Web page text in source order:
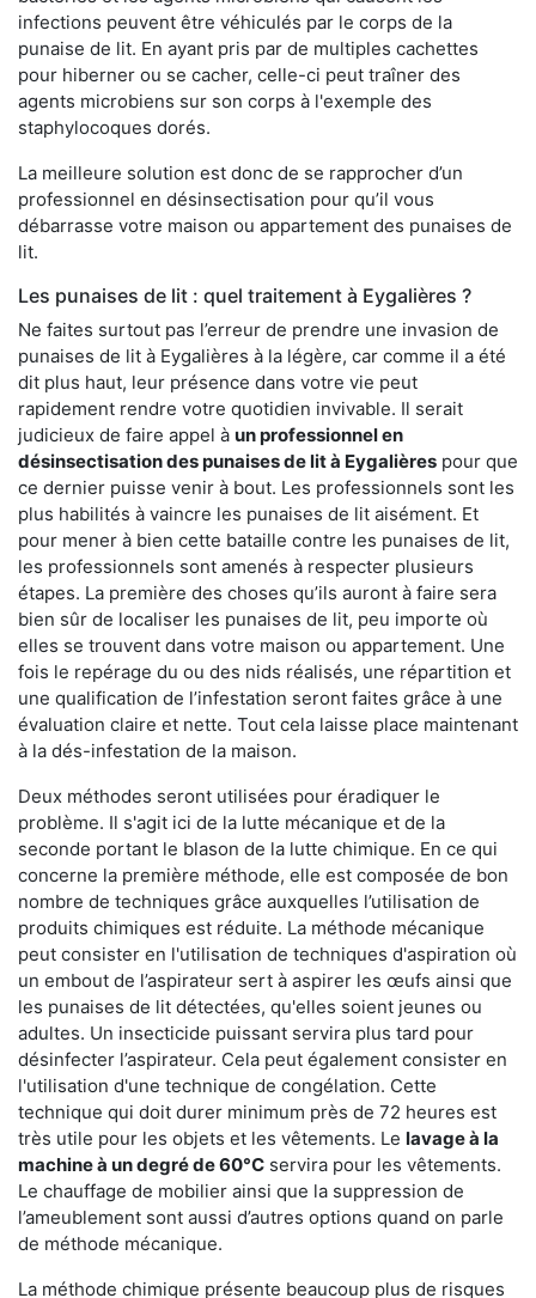
infections peuvent être véhiculés par le corps de la
punaise de lit. En ayant pris par de multiples cachettes
pour hiberner ou se cacher, celle-ci peut traîner des
agents microbiens sur son corps à l'exemple des
staphylocoques dorés.
La meilleure solution est donc de se rapprocher d’un
professionnel en désinsectisation pour qu’il vous
débarrasse votre maison ou appartement des punaises de
lit.
Les punaises de lit : quel traitement à Eygalières ?
Ne faites surtout pas l’erreur de prendre une invasion de
punaises de lit à Eygalières à la légère, car comme il a été
dit plus haut, leur présence dans votre vie peut
rapidement rendre votre quotidien invivable. Il serait
judicieux de faire appel à un professionnel en
désinsectisation des punaises de lit à Eygalières pour que
ce dernier puisse venir à bout. Les professionnels sont les
plus habilités à vaincre les punaises de lit aisément. Et
pour mener à bien cette bataille contre les punaises de lit,
les professionnels sont amenés à respecter plusieurs
étapes. La première des choses qu’ils auront à faire sera
bien sûr de localiser les punaises de lit, peu importe où
elles se trouvent dans votre maison ou appartement. Une
fois le repérage du ou des nids réalisés, une répartition et
une qualification de l’infestation seront faites grâce à une
évaluation claire et nette. Tout cela laisse place maintenant
à la dés-infestation de la maison.
Deux méthodes seront utilisées pour éradiquer le
problème. Il s'agit ici de la lutte mécanique et de la
seconde portant le blason de la lutte chimique. En ce qui
concerne la première méthode, elle est composée de bon
nombre de techniques grâce auxquelles l’utilisation de
produits chimiques est réduite. La méthode mécanique
peut consister en l'utilisation de techniques d'aspiration où
un embout de l’aspirateur sert à aspirer les œufs ainsi que
les punaises de lit détectées, qu'elles soient jeunes ou
adultes. Un insecticide puissant servira plus tard pour
désinfecter l’aspirateur. Cela peut également consister en
l'utilisation d'une technique de congélation. Cette
technique qui doit durer minimum près de 72 heures est
très utile pour les objets et les vêtements. Le lavage à la
machine à un degré de 60°C servira pour les vêtements.
Le chauffage de mobilier ainsi que la suppression de
l’ameublement sont aussi d’autres options quand on parle
de méthode mécanique.
La méthode chimique présente beaucoup plus de risques